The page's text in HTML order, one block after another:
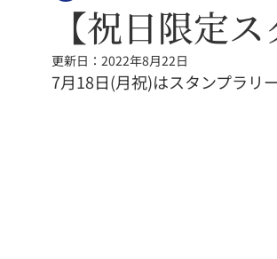
【祝日限定
更新日： 2022年8月22日
7月18日(月祝)はスタンプラリ